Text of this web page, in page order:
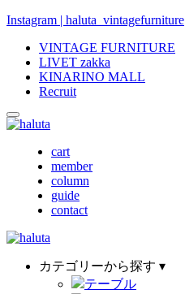
Instagram | haluta_vintagefurniture
VINTAGE FURNITURE
LIVET zakka
KINARINO MALL
Recruit
cart
member
column
guide
contact
カテゴリーから探す ▾
テーブル